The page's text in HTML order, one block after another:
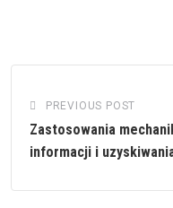
PREVIOUS POST
Zastosowania
informacji i